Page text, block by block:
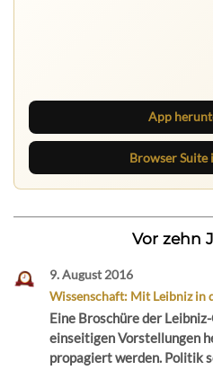
App
Browser Suite
Vor zehn
9. August 2016
Wissenschaft: Mit Leibniz in
Eine Broschüre der
einseitigen Vorstellungen
propagiert werden. Politik